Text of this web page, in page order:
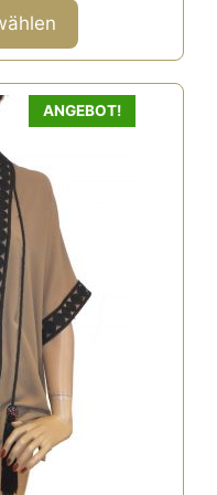
ANGEBOT!